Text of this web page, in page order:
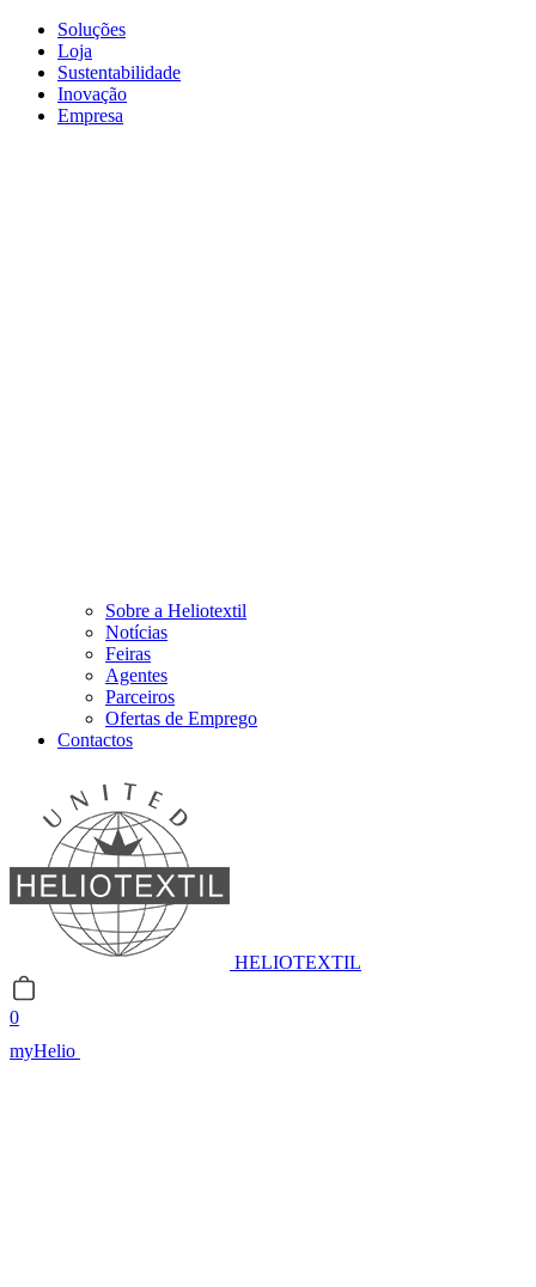
Soluções
Loja
Sustentabilidade
Inovação
Empresa
Sobre a Heliotextil
Notícias
Feiras
Agentes
Parceiros
Ofertas de Emprego
Contactos
HELIOTEXTIL
0
myHelio